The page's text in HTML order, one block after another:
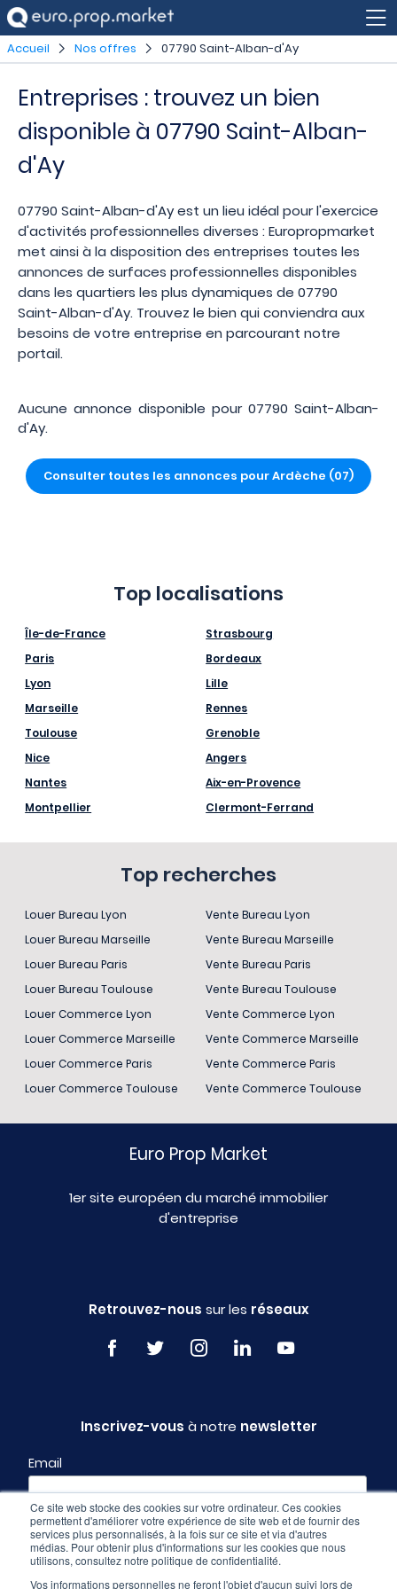
Ce site web stocke des cookies sur votre ordinateur. Ces cookies
permettent d'améliorer votre expérience de site web et de fournir des
services plus personnalisés, à la fois sur ce site et via d'autres
médias. Pour obtenir plus d'informations sur les cookies que nous
utilisons, consultez notre politique de confidentialité.
Vos informations personnelles ne feront l'objet d'aucun suivi lors de
Accueil Nos offres 07790 Saint-Alban-d'Ay
Entreprises : trouvez un bien
disponible à 07790 Saint-Alban-
d'Ay
07790 Saint-Alban-d'Ay est un lieu idéal pour l'exercice
d'activités professionnelles diverses : Europropmarket
met ainsi à la disposition des entreprises toutes les
annonces de surfaces professionnelles disponibles
dans les quartiers les plus dynamiques de 07790
Saint-Alban-d'Ay. Trouvez le bien qui conviendra aux
besoins de votre entreprise en parcourant notre
portail.
Aucune annonce disponible pour 07790 Saint-Alban-
d'Ay.
Consulter toutes les annonces pour Ardèche (07)
Top localisations
Île-de-France
Paris
Lyon
Marseille
Toulouse
Nice
Nantes
Montpellier
Strasbourg
Bordeaux
Lille
Rennes
Grenoble
Angers
Aix-en-Provence
Clermont-Ferrand
Top recherches
Louer Bureau Lyon
Louer Bureau Marseille
Louer Bureau Paris
Louer Bureau Toulouse
Louer Commerce Lyon
Louer Commerce Marseille
Louer Commerce Paris
Louer Commerce Toulouse
Vente Bureau Lyon
Vente Bureau Marseille
Vente Bureau Paris
Vente Bureau Toulouse
Vente Commerce Lyon
Vente Commerce Marseille
Vente Commerce Paris
Vente Commerce Toulouse
Euro Prop Market
1er site européen du marché immobilier
d'entreprise
Retrouvez-nous sur les réseaux
Inscrivez-vous à notre newsletter
Email
Profil